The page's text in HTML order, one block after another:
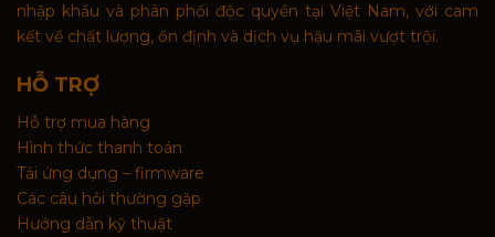
nhập khẩu và phân phối độc quyền tại Việt Nam, với cam
kết về chất lượng, ổn định và dịch vụ hậu mãi vượt trội.
HỖ TRỢ
Hỗ trợ mua hàng
Hình thức thanh toán
Tải ứng dụng – firmware
Các câu hỏi thường gặp
Hướng dẫn kỹ thuật